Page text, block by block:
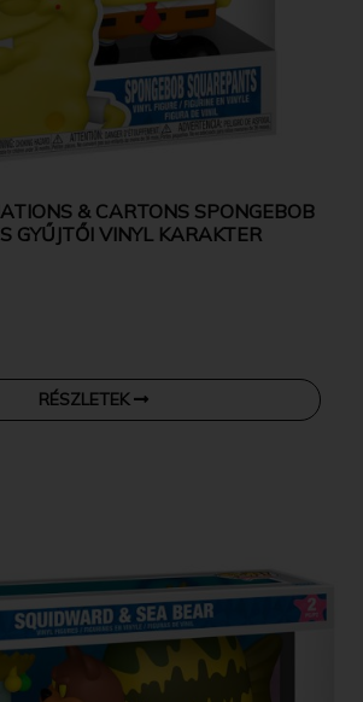
& CARTONS SPONGEBOB
GYŰJTŐI VINYL KARAKTER
RÉSZLETEK